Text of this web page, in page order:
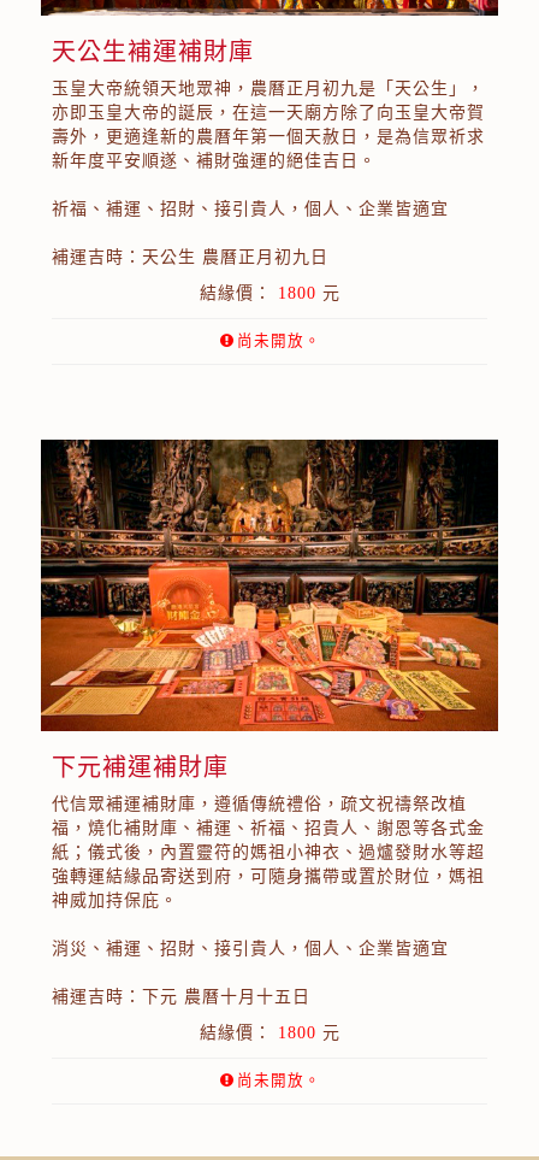
天公生補運補財庫
玉皇大帝統領天地眾神，農曆正月初九是「天公生」，
亦即玉皇大帝的誕辰，在這一天廟方除了向玉皇大帝賀
壽外，更適逢新的農曆年第一個天赦日，是為信眾祈求
新年度平安順遂、補財強運的絕佳吉日。
祈福、補運、招財、接引貴人，個人、企業皆適宜
補運吉時：天公生 農曆正月初九日
結緣價： 1800 元
尚未開放。
下元補運補財庫
代信眾補運補財庫，遵循傳統禮俗，疏文祝禱祭改植
福，燒化補財庫、補運、祈福、招貴人、謝恩等各式金
紙；儀式後，內置靈符的媽祖小神衣、過爐發財水等超
強轉運結緣品寄送到府，可隨身攜帶或置於財位，媽祖
神威加持保庇。
消災、補運、招財、接引貴人，個人、企業皆適宜
補運吉時：下元 農曆十月十五日
結緣價： 1800 元
尚未開放。